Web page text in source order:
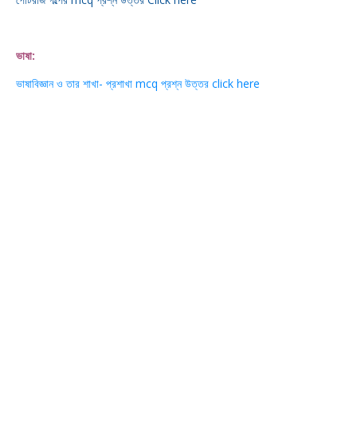
ভাষা:
ভাষাবিজ্ঞান ও তার শাখা- প্রশাখা mcq প্রশ্ন উত্তর click here